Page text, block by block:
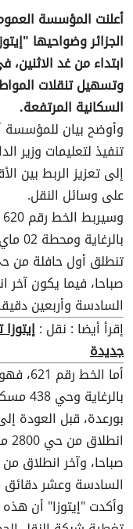
أعلنت المؤسسة
ابتداء من غد
وتسهيل تنقلات
السكانية المرتفعة.
وأوضح بيان
تنفيذ لتعليمات وزير
إلى تعزيز الربط بين
على وسائل النقل.
السادسة وأربعين
إقرأ أيضا : نقل :
جديدة
أما
بورعدة، قبل العودة
صباحا، وآخر انطلاق
السادسة وعشر
وأكدت "إيتوزا" أن